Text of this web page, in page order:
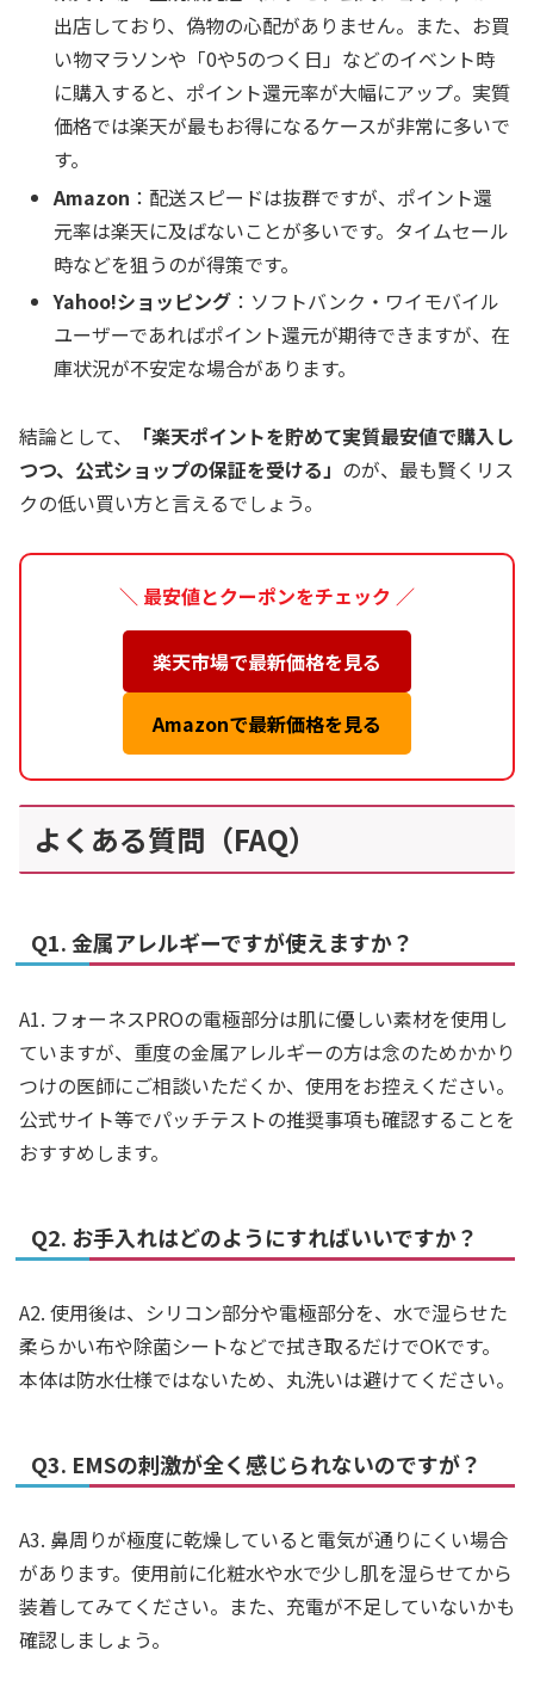
出店しており、偽物の心配がありません。また、お買
い物マラソンや「0や5のつく日」などのイベント時
に購入すると、ポイント還元率が大幅にアップ。実質
価格では楽天が最もお得になるケースが非常に多いで
す。
Amazon ：配送スピードは抜群ですが、ポイント還
元率は楽天に及ばないことが多いです。タイムセール
時などを狙うのが得策です。
Yahoo!ショッピング ：ソフトバンク・ワイモバイル
ユーザーであればポイント還元が期待できますが、在
庫状況が不安定な場合があります。
結論として、
「楽天ポイントを貯めて実質最安値で購入し
つつ、公式ショップの保証を受ける」 のが、最も賢くリス
クの低い買い方と言えるでしょう。
＼ 最安値とクーポンをチェック ／
楽天市場で最新価格を見る
Amazonで最新価格を見る
よくある質問（FAQ）
Q1. 金属アレルギーですが使えますか？
A1. フォーネスPROの電極部分は肌に優しい素材を使用し
ていますが、重度の金属アレルギーの方は念のためかかり
つけの医師にご相談いただくか、使用をお控えください。
公式サイト等でパッチテストの推奨事項も確認することを
おすすめします。
Q2. お手入れはどのようにすればいいですか？
A2. 使用後は、シリコン部分や電極部分を、水で湿らせた
柔らかい布や除菌シートなどで拭き取るだけでOKです。
本体は防水仕様ではないため、丸洗いは避けてください。
Q3. EMSの刺激が全く感じられないのですが？
A3. 鼻周りが極度に乾燥していると電気が通りにくい場合
があります。使用前に化粧水や水で少し肌を湿らせてから
装着してみてください。また、充電が不足していないかも
確認しましょう。